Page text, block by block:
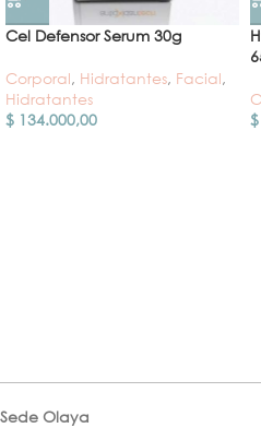
Cel Defensor Serum 30g
Corporal, Hidratantes, Facial,
Hidratantes
$ 134.000,00
$
Sede Olaya